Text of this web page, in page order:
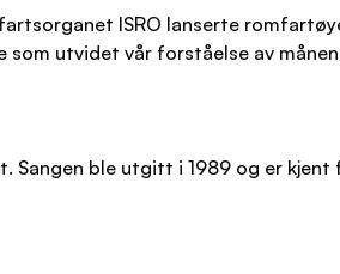
ISRO lanserte
utvidet vår forståelse av
ble utgitt i 1989 og er